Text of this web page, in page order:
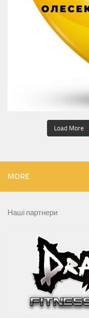
Load More
MORE
Наші партнери